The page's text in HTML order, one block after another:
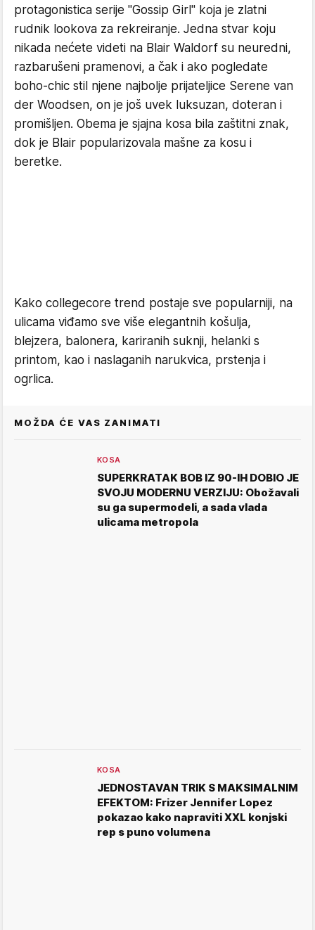
protagonistica serije "Gossip Girl" koja je zlatni
rudnik lookova za rekreiranje. Jedna stvar koju
nikada nećete videti na Blair Waldorf su neuredni,
razbarušeni pramenovi, a čak i ako pogledate
boho-chic stil njene najbolje prijateljice Serene van
der Woodsen, on je još uvek luksuzan, doteran i
promišljen. Obema je sjajna kosa bila zaštitni znak,
dok je Blair popularizovala mašne za kosu i
beretke.
Kako collegecore trend postaje sve popularniji, na
ulicama viđamo sve više elegantnih košulja,
blejzera, balonera, kariranih suknji, helanki s
printom, kao i naslaganih narukvica, prstenja i
ogrlica.
MOŽDA ĆE VAS ZANIMATI
KOSA
SUPERKRATAK BOB IZ 90-IH DOBIO JE
SVOJU MODERNU VERZIJU: Obožavali
su ga supermodeli, a sada vlada
ulicama metropola
KOSA
JEDNOSTAVAN TRIK S MAKSIMALNIM
EFEKTOM: Frizer Jennifer Lopez
pokazao kako napraviti XXL konjski
rep s puno volumena